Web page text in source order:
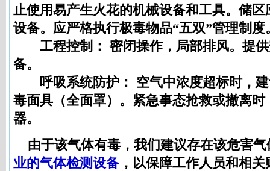
止使用易产生火花的机械设备和工具。储
设备。应严格执行极毒物品“五双”管理制度
工程控制： 密闭操作，局部排风。提
备。
呼吸系统防护： 空气中浓度超标时，
毒面具（全面罩）。紧急事态抢救或撤离
器。
由于该气体有毒，我们建议存在该危害气
业的气体检测设备，以保障工作人员和相关